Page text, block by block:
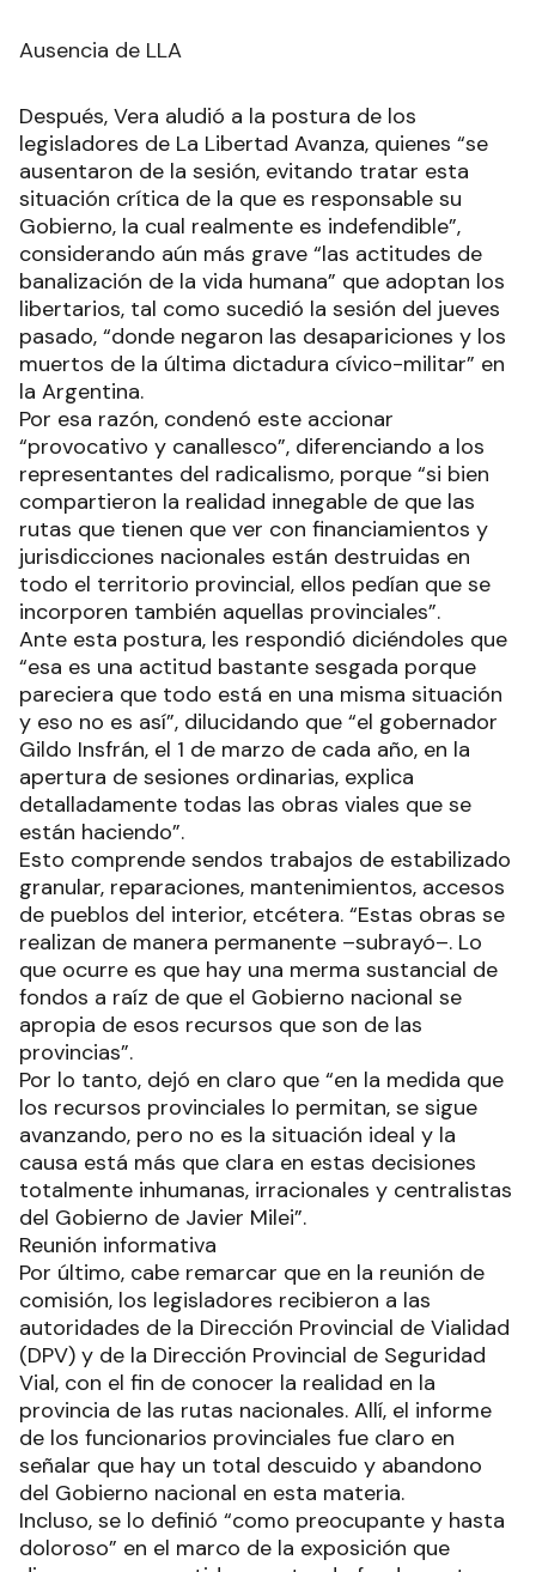
Ausencia de LLA
Después, Vera aludió a la postura de los
legisladores de La Libertad Avanza, quienes “se
ausentaron de la sesión, evitando tratar esta
situación crítica de la que es responsable su
Gobierno, la cual realmente es indefendible”,
considerando aún más grave “las actitudes de
banalización de la vida humana” que adoptan los
libertarios, tal como sucedió la sesión del jueves
pasado, “donde negaron las desapariciones y los
muertos de la última dictadura cívico-militar” en
la Argentina.
Por esa razón, condenó este accionar
“provocativo y canallesco”, diferenciando a los
representantes del radicalismo, porque “si bien
compartieron la realidad innegable de que las
rutas que tienen que ver con financiamientos y
jurisdicciones nacionales están destruidas en
todo el territorio provincial, ellos pedían que se
incorporen también aquellas provinciales”.
Ante esta postura, les respondió diciéndoles que
“esa es una actitud bastante sesgada porque
pareciera que todo está en una misma situación
y eso no es así”, dilucidando que “el gobernador
Gildo Insfrán, el 1 de marzo de cada año, en la
apertura de sesiones ordinarias, explica
detalladamente todas las obras viales que se
están haciendo”.
Esto comprende sendos trabajos de estabilizado
granular, reparaciones, mantenimientos, accesos
de pueblos del interior, etcétera. “Estas obras se
realizan de manera permanente –subrayó–. Lo
que ocurre es que hay una merma sustancial de
fondos a raíz de que el Gobierno nacional se
apropia de esos recursos que son de las
provincias”.
Por lo tanto, dejó en claro que “en la medida que
los recursos provinciales lo permitan, se sigue
avanzando, pero no es la situación ideal y la
causa está más que clara en estas decisiones
totalmente inhumanas, irracionales y centralistas
del Gobierno de Javier Milei”.
Reunión informativa
Por último, cabe remarcar que en la reunión de
comisión, los legisladores recibieron a las
autoridades de la Dirección Provincial de Vialidad
(DPV) y de la Dirección Provincial de Seguridad
Vial, con el fin de conocer la realidad en la
provincia de las rutas nacionales. Allí, el informe
de los funcionarios provinciales fue claro en
señalar que hay un total descuido y abandono
del Gobierno nacional en esta materia.
Incluso, se lo definió “como preocupante y hasta
doloroso” en el marco de la exposición que